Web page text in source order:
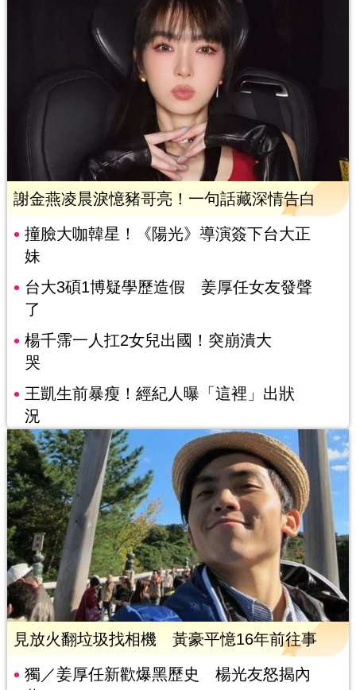
謝金燕凌晨淚憶豬哥亮！一句話藏深情告白
撞臉大咖韓星！《陽光》導演簽下台大正
妹
台大3碩1博疑學歷造假 姜厚任女友發聲
了
楊千霈一人扛2女兒出國！突崩潰大
哭
王凱生前暴瘦！經紀人曝「這裡」出狀
況
見放火翻垃圾找相機 黃豪平憶16年前往事
獨／姜厚任新歡爆黑歷史 楊光友怒揭內